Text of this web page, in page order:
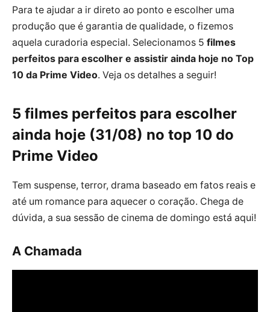
Para te ajudar a ir direto ao ponto e escolher uma
produção que é garantia de qualidade, o fizemos
aquela curadoria especial. Selecionamos 5 filmes
perfeitos para escolher e assistir ainda hoje no Top
10 da Prime Video. Veja os detalhes a seguir!
5 filmes perfeitos para escolher
ainda hoje (31/08) no top 10 do
Prime Video
Tem suspense, terror, drama baseado em fatos reais e
até um romance para aquecer o coração. Chega de
dúvida, a sua sessão de cinema de domingo está aqui!
A Chamada